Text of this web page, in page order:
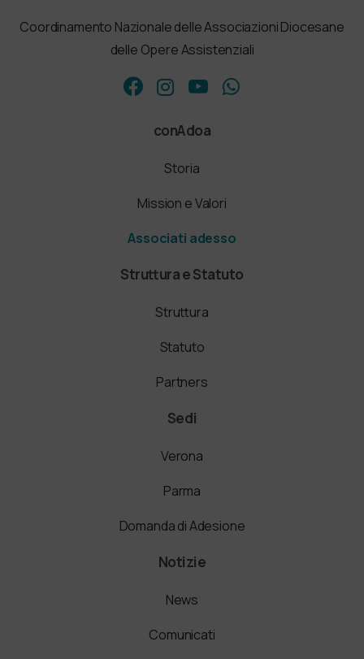
Coordinamento Nazionale delle Associazioni Diocesane
delle Opere Assistenziali
conAdoa
Storia
Mission e Valori
Associati adesso
Struttura e Statuto
Struttura
Statuto
Partners
Sedi
Verona
Parma
Domanda di Adesione
Notizie
News
Comunicati